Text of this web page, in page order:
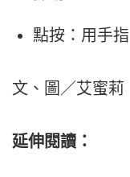
點按：用手
文、圖／艾蜜莉
延伸閱讀：